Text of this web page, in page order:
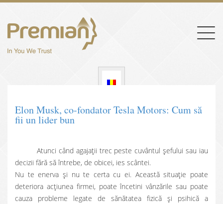
Elon Musk, co-fondator Tesla Motors: Cum să
fii un lider bun
Atunci când agajații trec peste cuvântul șefului sau iau
decizii fără să întrebe, de obicei, ies scântei.
Nu te enerva și nu te certa cu ei. Această situație poate
deteriora acțiunea firmei, poate încetini vânzările sau poate
cauza probleme legate de sănătatea fizică și psihică a